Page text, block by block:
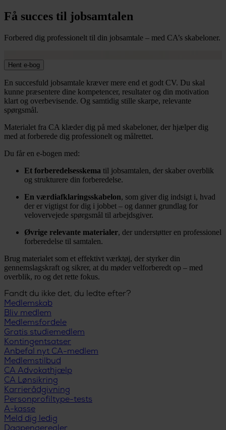
Få succes til jobsamtalen
Forbered dig professionelt til din jobsamtale – med CA’s skabeloner.
Hent e-bog
En succesfuld jobsamtale kræver mere end et godt CV. Du skal
kunne præsentere dine kompetencer, resultater og din motivation
klart og overbevisende. Og samtidig stille skarpe, relevante
spørgsmål.
Materialet fra CA klæder dig på med skabeloner, der hjælper dig
med at forberede dig professionelt og målrettet.
Du får en e-bogen med:
Et forberedelsesskema til jobsamtalen, der skaber overblik
og strukturere din forberedelse.
En værdiafklaringsskabelon, som giver dig indsigt i, hvad
der er vigtigst for dig i jobbet – og danner grundlag for
velovervejede spørgsmål til arbejdsgiver.
Øvrige relevante materialer, der understøtter en professionel
forberedelse til samtalen.
Brug materialet som et effektivt værktøj, der styrker din
gennemslagskraft og sikrer, at du møder velforberedt op – med
overblik, ro og det rette fokus.
Fandt du ikke det, du ledte efter?
Medlemskab
Bliv medlem
Medlemsfordele
Gratis studiemedlem
Kontingentsatser
Anbefal nyt CA-medlem
Medlemstilbud
CA Advokathjælp
CA Lønsikring
Karrierådgivning
Personprofiltype-tests
A-kasse
Meld dig ledig